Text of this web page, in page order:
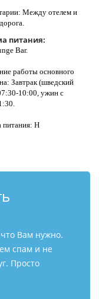
Между отелем и
питания:
Bar.
работы основного
Завтрак (шведский
10:00, ужин с
питания: H
Вам нужно.
спам и не
Просто